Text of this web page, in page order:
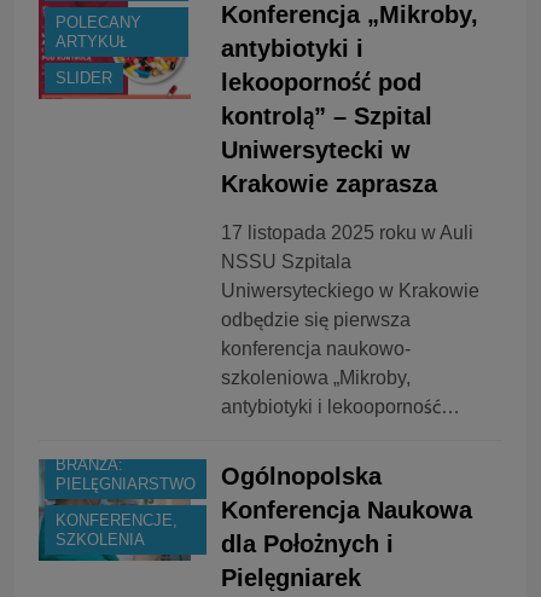
POLECANY
ARTYKUŁ
SLIDER
Konferencja „Mikroby,
antybiotyki i
lekooporność pod
kontrolą” – Szpital
Uniwersytecki w
Krakowie zaprasza
17 listopada 2025 roku w Auli
NSSU Szpitala
Uniwersyteckiego w Krakowie
odbędzie się pierwsza
konferencja naukowo-
szkoleniowa „Mikroby,
antybiotyki i lekooporność…
BRANŻA:
PIELĘGNIARSTWO
KONFERENCJE,
SZKOLENIA
Ogólnopolska
Konferencja Naukowa
dla Położnych i
Pielęgniarek